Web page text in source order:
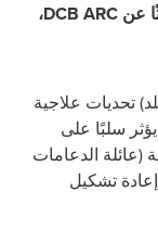
عنDCB ARC،
عن طريق الجلد) تحديات علاجية
سلبًا على
(عائلة الدعامات
تشكيل